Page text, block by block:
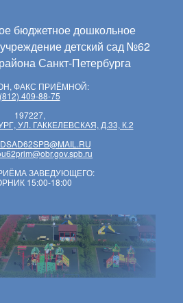
бюджетное дошкольное
детский сад №62
Санкт-Петербурга
ФАКС ПРИЁМНОЙ:
(812) 409-88-75
197227,
УЛ. ГАККЕЛЕВСКАЯ, Д.33, К.2
DSAD62SPB@MAIL.RU
ЗАВЕДУЮЩЕГО:
15:00-18:00